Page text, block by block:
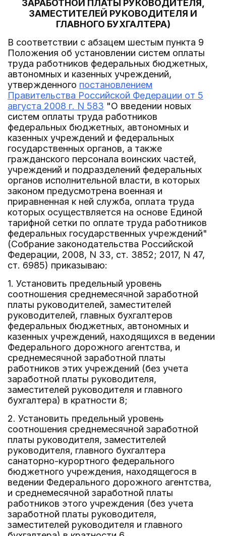
ЗАРАБОТНОЙ ПЛАТЫ РУКОВОДИТЕЛЯ,
ЗАМЕСТИТЕЛЕЙ РУКОВОДИТЕЛЯ И
ГЛАВНОГО БУХГАЛТЕРА)
В соответствии с абзацем шестым пункта 9
Положения об установлении систем оплаты
труда работников федеральных бюджетных,
автономных и казенных учреждений,
утвержденного постановлением
Правительства Российской Федерации от 5
августа 2008 г. N 583 "О введении новых
систем оплаты труда работников
федеральных бюджетных, автономных и
казенных учреждений и федеральных
государственных органов, а также
гражданского персонала воинских частей,
учреждений и подразделений федеральных
органов исполнительной власти, в которых
законом предусмотрена военная и
приравненная к ней служба, оплата труда
которых осуществляется на основе Единой
тарифной сетки по оплате труда работников
федеральных государственных учреждений"
(Собрание законодательства Российской
Федерации, 2008, N 33, ст. 3852; 2017, N 47,
ст. 6985) приказываю:
1. Установить предельный уровень
соотношения среднемесячной заработной
платы руководителей, заместителей
руководителей, главных бухгалтеров
федеральных бюджетных, автономных и
казенных учреждений, находящихся в ведении
Федерального дорожного агентства, и
среднемесячной заработной платы
работников этих учреждений (без учета
заработной платы руководителя,
заместителей руководителя и главного
бухгалтера) в кратности 8;
2. Установить предельный уровень
соотношения среднемесячной заработной
платы руководителя, заместителей
руководителя, главного бухгалтера
санаторно-курортного федерального
бюджетного учреждения, находящегося в
ведении Федерального дорожного агентства,
и среднемесячной заработной платы
работников этого учреждения (без учета
заработной платы руководителя,
заместителей руководителя и главного